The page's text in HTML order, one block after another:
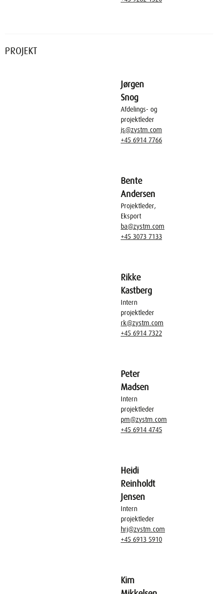
PROJEKT
Jørgen
Snog
Afdelings- og
projektleder
js@zystm.com
+45 6914 7766
Bente
Andersen
Projektleder,
Eksport
ba@zystm.com
+45 3073 7133
Rikke
Kastberg
Intern
projektleder
rk@zystm.com
+45 6914 7322
Peter
Madsen
Intern
projektleder
pm@zystm.com
+45 6914 4745
Heidi
Reinholdt
Jensen
Intern
projektleder
hrj@zystm.com
+45 6913 5910
Kim